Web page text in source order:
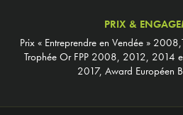
PRIX &
Prix « Entreprendre en Vendée »
Trophée Or FPP 2008, 2012, 2014
2017, Award Européen